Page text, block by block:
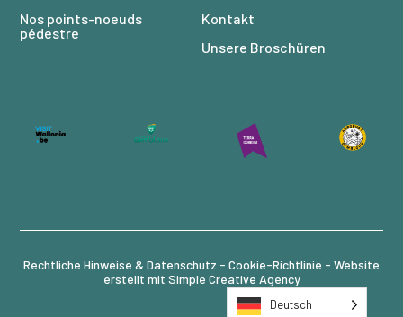
Nos points-noeuds
pédestre
Kontakt
Unsere Broschüren
Rechtliche Hinweise & Datenschutz - Cookie-Richtlinie - Website
erstellt mit Simple Creative Agency
Deutsch